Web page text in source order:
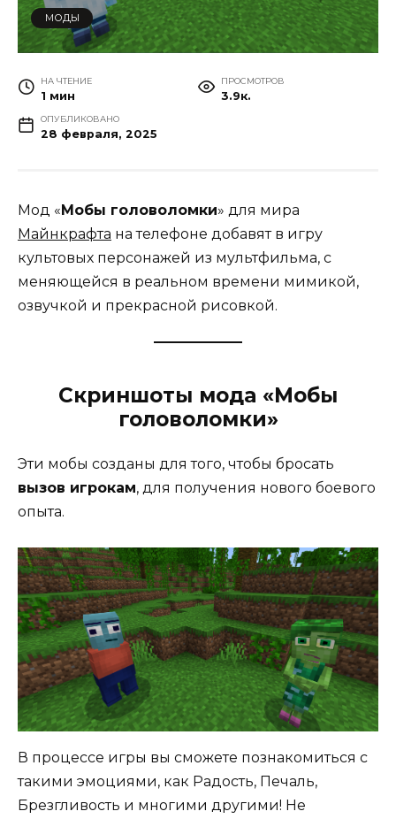
МОДЫ
НА ЧТЕНИЕ
1 мин
ПРОСМОТРОВ
3.9к.
ОПУБЛИКОВАНО
28 февраля, 2025
Мод «Мобы головоломки» для мира
Майнкрафта на телефоне добавят в игру
культовых персонажей из мультфильма, с
меняющейся в реальном времени мимикой,
озвучкой и прекрасной рисовкой.
Скриншоты мода «Мобы
головоломки»
Эти мобы созданы для того, чтобы бросать
вызов игрокам, для получения нового боевого
опыта.
В процессе игры вы сможете познакомиться с
такими эмоциями, как Радость, Печаль,
Брезгливость и многими другими! Не